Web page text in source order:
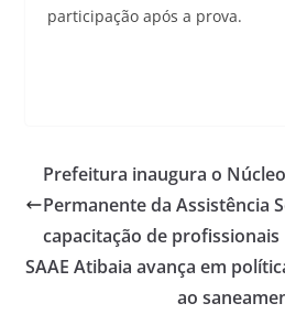
participação após a prova.
Prefeitura inaugura o
Permanente da Assistência
capacitação de profissionais
SAAE Atibaia avança em
ao